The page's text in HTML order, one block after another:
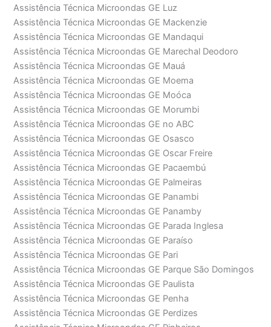
Assistência Técnica Microondas GE Luz
Assistência Técnica Microondas GE Mackenzie
Assistência Técnica Microondas GE Mandaqui
Assistência Técnica Microondas GE Marechal Deodoro
Assistência Técnica Microondas GE Mauá
Assistência Técnica Microondas GE Moema
Assistência Técnica Microondas GE Moóca
Assistência Técnica Microondas GE Morumbi
Assistência Técnica Microondas GE no ABC
Assistência Técnica Microondas GE Osasco
Assistência Técnica Microondas GE Oscar Freire
Assistência Técnica Microondas GE Pacaembú
Assistência Técnica Microondas GE Palmeiras
Assistência Técnica Microondas GE Panambi
Assistência Técnica Microondas GE Panamby
Assistência Técnica Microondas GE Parada Inglesa
Assistência Técnica Microondas GE Paraíso
Assistência Técnica Microondas GE Pari
Assistência Técnica Microondas GE Parque São Domingos
Assistência Técnica Microondas GE Paulista
Assistência Técnica Microondas GE Penha
Assistência Técnica Microondas GE Perdizes